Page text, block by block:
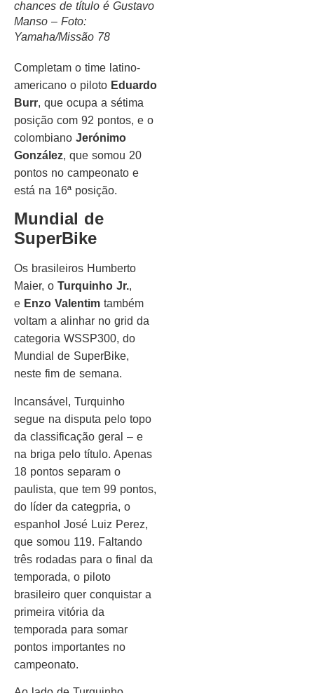
chances de título é Gustavo
Manso – Foto:
Yamaha/Missão 78
Completam o time latino-
americano o piloto Eduardo
Burr, que ocupa a sétima
posição com 92 pontos, e o
colombiano Jerónimo
González, que somou 20
pontos no campeonato e
está na 16ª posição.
Mundial de
SuperBike
Os brasileiros Humberto
Maier, o Turquinho Jr.,
e Enzo Valentim também
voltam a alinhar no grid da
categoria WSSP300, do
Mundial de SuperBike,
neste fim de semana.
Incansável, Turquinho
segue na disputa pelo topo
da classificação geral – e
na briga pelo título. Apenas
18 pontos separam o
paulista, que tem 99 pontos,
do líder da categpria, o
espanhol José Luiz Perez,
que somou 119. Faltando
três rodadas para o final da
temporada, o piloto
brasileiro quer conquistar a
primeira vitória da
temporada para somar
pontos importantes no
campeonato.